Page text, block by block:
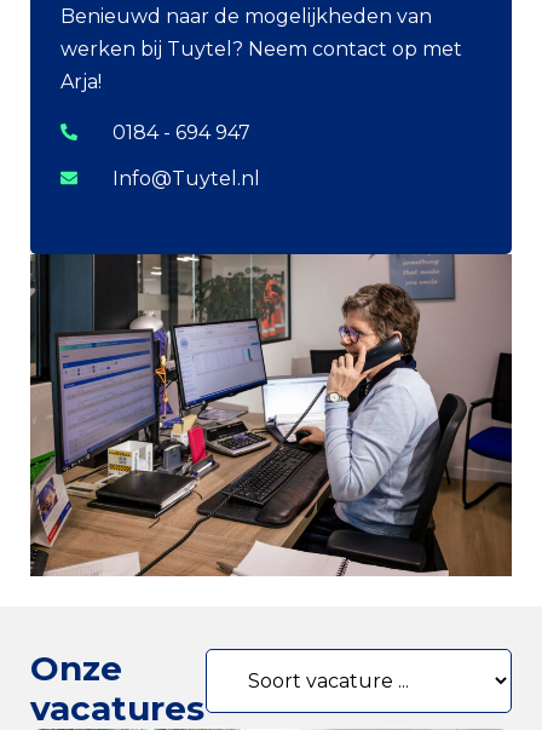
Benieuwd naar de mogelijkheden van
werken bij Tuytel? Neem contact op met
Arja!
0184 - 694 947
Info@Tuytel.nl
Onze
vacatures